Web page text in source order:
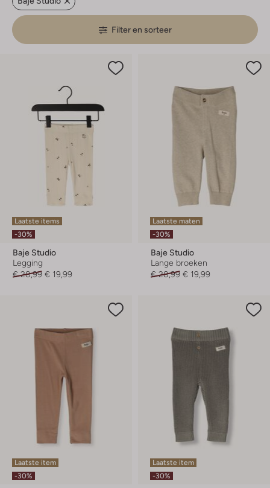
Filter en sorteer
Laatste items
-30%
Baje Studio
Legging
€ 28,99 € 19,99
Laatste maten
-30%
Baje Studio
Lange broeken
€ 28,99 € 19,99
Laatste item
-30%
Laatste item
-30%